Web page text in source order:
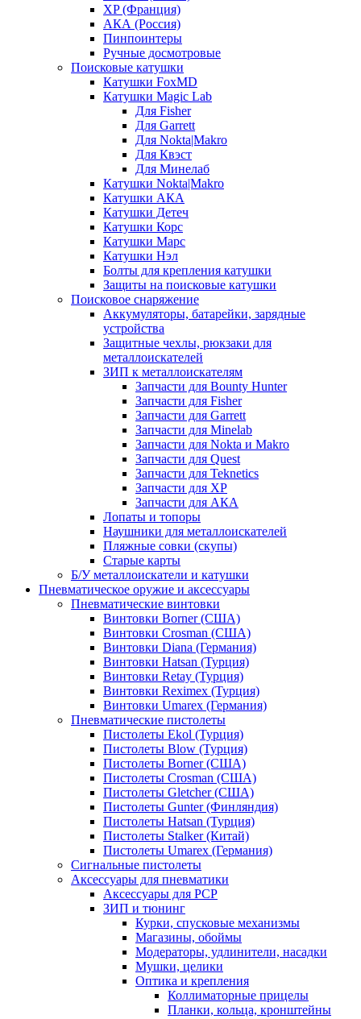
XP (Франция)
АКА (Россия)
Пинпоинтеры
Ручные досмотровые
Поисковые катушки
Катушки FoxMD
Катушки Magic Lab
Для Fisher
Для Garrett
Для Nokta|Makro
Для Квэст
Для Минелаб
Катушки Nokta|Makro
Катушки АКА
Катушки Детеч
Катушки Корс
Катушки Марс
Катушки Нэл
Болты для крепления катушки
Защиты на поисковые катушки
Поисковое снаряжение
Аккумуляторы, батарейки, зарядные
устройства
Защитные чехлы, рюкзаки для
металлоискателей
ЗИП к металлоискателям
Запчасти для Bounty Hunter
Запчасти для Fisher
Запчасти для Garrett
Запчасти для Minelab
Запчасти для Nokta и Makro
Запчасти для Quest
Запчасти для Teknetics
Запчасти для XP
Запчасти для АКА
Лопаты и топоры
Наушники для металлоискателей
Пляжные совки (скупы)
Старые карты
Б/У металлоискатели и катушки
Пневматическое оружие и аксессуары
Пневматические винтовки
Винтовки Borner (США)
Винтовки Crosman (США)
Винтовки Diana (Германия)
Винтовки Hatsan (Турция)
Винтовки Retay (Турция)
Винтовки Reximex (Турция)
Винтовки Umarex (Германия)
Пневматические пистолеты
Пистолеты Ekol (Турция)
Пистолеты Blow (Турция)
Пистолеты Borner (США)
Пистолеты Crosman (США)
Пистолеты Gletcher (США)
Пистолеты Gunter (Финляндия)
Пистолеты Hatsan (Турция)
Пистолеты Stalker (Китай)
Пистолеты Umarex (Германия)
Сигнальные пистолеты
Аксессуары для пневматики
Аксессуары для PCP
ЗИП и тюнинг
Курки, спусковые механизмы
Магазины, обоймы
Модераторы, удлинители, насадки
Мушки, целики
Оптика и крепления
Коллиматорные прицелы
Планки, кольца, кронштейны